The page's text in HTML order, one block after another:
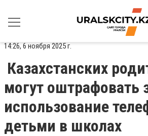
14:26, 6 ноября 2025 г.
Казахстанских
могут оштрафовать
использование
детьми в школах